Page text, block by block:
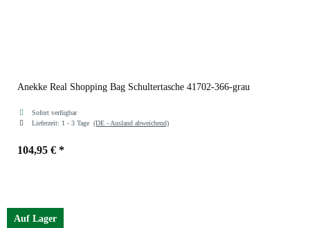
Anekke Real Shopping Bag Schultertasche 41702-366-grau
Sofort verfügbar
Lieferzeit: 1 - 3 Tage (DE - Ausland abweichend)
104,95 € *
Auf Lager